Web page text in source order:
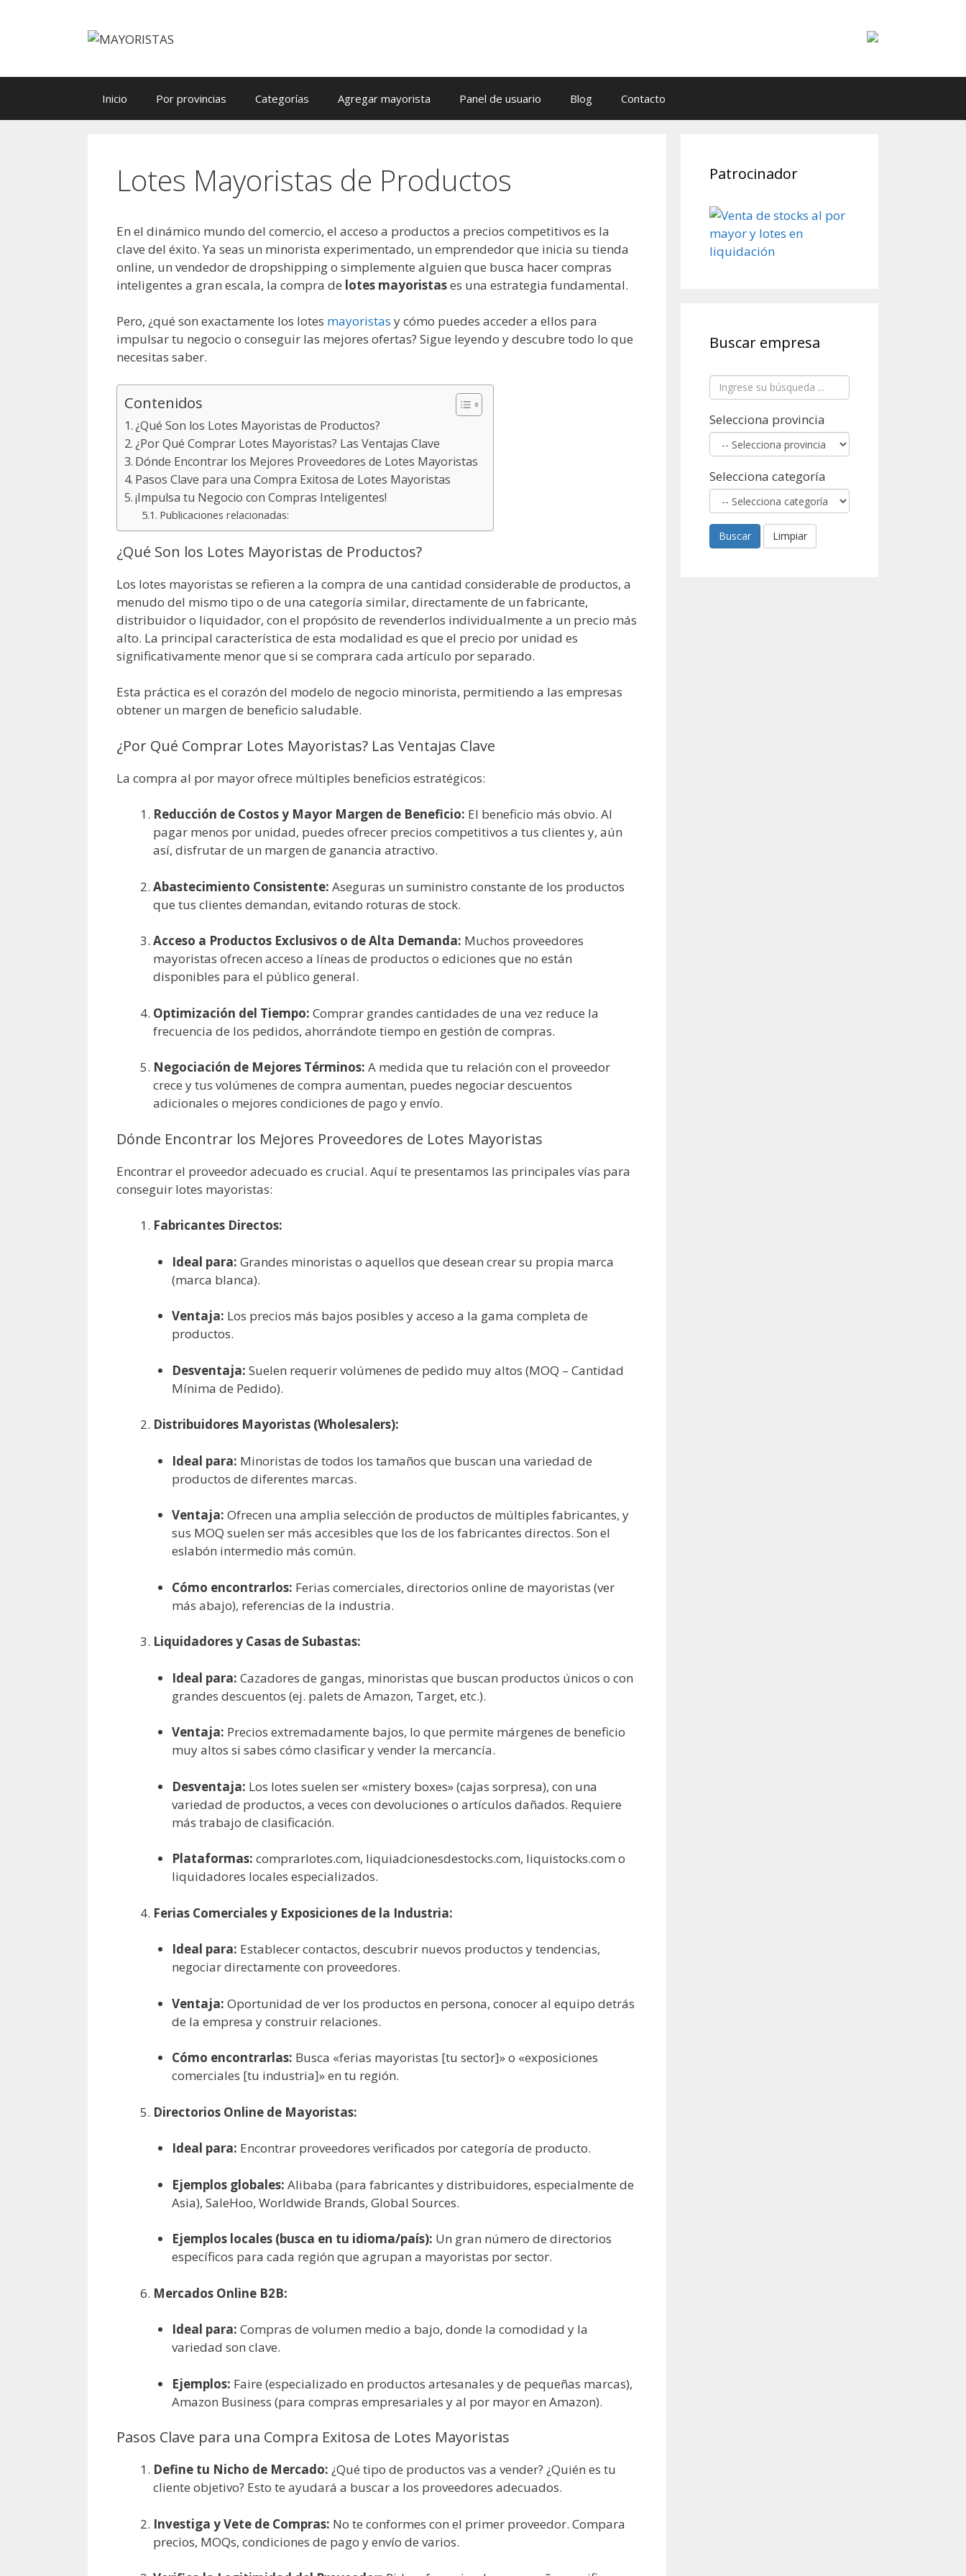
Inicio Por provincias Categorías Agregar mayorista Panel de usuario Blog Contacto
Lotes Mayoristas de Productos
En el dinámico mundo del comercio, el acceso a productos a precios competitivos es la
clave del éxito. Ya seas un minorista experimentado, un emprendedor que inicia su tienda
online, un vendedor de dropshipping o simplemente alguien que busca hacer compras
inteligentes a gran escala, la compra de lotes mayoristases una estrategia fundamental.
Pero, ¿qué son exactamente los lotes mayoristas y cómo puedes acceder a ellos para
impulsar tu negocio o conseguir las mejores ofertas? Sigue leyendo y descubre todo lo que
necesitas saber.
Contenidos
¿Qué Son los Lotes Mayoristas de Productos?
¿Por Qué Comprar Lotes Mayoristas? Las Ventajas Clave
Dónde Encontrar los Mejores Proveedores de Lotes Mayoristas
Pasos Clave para una Compra Exitosa de Lotes Mayoristas
¡Impulsa tu Negocio con Compras Inteligentes!
Publicaciones relacionadas:
¿Qué Son los Lotes Mayoristas de Productos?
Los lotes mayoristas se refieren a la compra de una cantidad considerable de productos, a
menudo del mismo tipo o de una categoría similar, directamente de un fabricante,
distribuidor o liquidador, con el propósito de revenderlos individualmente a un precio más
alto. La principal característica de esta modalidad es que el precio por unidad es
significativamente menor que si se comprara cada artículo por separado.
Esta práctica es el corazón del modelo de negocio minorista, permitiendo a las empresas
obtener un margen de beneficio saludable.
¿Por Qué Comprar Lotes Mayoristas? Las Ventajas Clave
La compra al por mayor ofrece múltiples beneficios estratégicos:
Reducción de Costos y Mayor Margen de Beneficio: El beneficio más obvio. Al
pagar menos por unidad, puedes ofrecer precios competitivos a tus clientes y, aún
así, disfrutar de un margen de ganancia atractivo.
Abastecimiento Consistente: Aseguras un suministro constante de los productos
que tus clientes demandan, evitando roturas de stock.
Acceso a Productos Exclusivos o de Alta Demanda: Muchos proveedores
mayoristas ofrecen acceso a líneas de productos o ediciones que no están
disponibles para el público general.
Optimización del Tiempo: Comprar grandes cantidades de una vez reduce la
frecuencia de los pedidos, ahorrándote tiempo en gestión de compras.
Negociación de Mejores Términos: A medida que tu relación con el proveedor
crece y tus volúmenes de compra aumentan, puedes negociar descuentos
adicionales o mejores condiciones de pago y envío.
Dónde Encontrar los Mejores Proveedores de Lotes Mayoristas
Encontrar el proveedor adecuado es crucial. Aquí te presentamos las principales vías para
conseguir lotes mayoristas:
Fabricantes Directos:
Ideal para: Grandes minoristas o aquellos que desean crear su propia marca
(marca blanca).
Ventaja: Los precios más bajos posibles y acceso a la gama completa de
productos.
Desventaja: Suelen requerir volúmenes de pedido muy altos (MOQ – Cantidad
Mínima de Pedido).
Distribuidores Mayoristas (Wholesalers):
Ideal para: Minoristas de todos los tamaños que buscan una variedad de
productos de diferentes marcas.
Ventaja: Ofrecen una amplia selección de productos de múltiples fabricantes, y
sus MOQ suelen ser más accesibles que los de los fabricantes directos. Son el
eslabón intermedio más común.
Cómo encontrarlos: Ferias comerciales, directorios online de mayoristas (ver
más abajo), referencias de la industria.
Liquidadores y Casas de Subastas:
Ideal para: Cazadores de gangas, minoristas que buscan productos únicos o con
grandes descuentos (ej. palets de Amazon, Target, etc.).
Ventaja: Precios extremadamente bajos, lo que permite márgenes de beneficio
muy altos si sabes cómo clasificar y vender la mercancía.
Desventaja: Los lotes suelen ser «mistery boxes» (cajas sorpresa), con una
variedad de productos, a veces con devoluciones o artículos dañados. Requiere
más trabajo de clasificación.
Plataformas: comprarlotes.com, liquiadcionesdestocks.com, liquistocks.com o
liquidadores locales especializados.
Ferias Comerciales y Exposiciones de la Industria:
Ideal para: Establecer contactos, descubrir nuevos productos y tendencias,
negociar directamente con proveedores.
Ventaja: Oportunidad de ver los productos en persona, conocer al equipo detrás
de la empresa y construir relaciones.
Cómo encontrarlas: Busca «ferias mayoristas [tu sector]» o «exposiciones
comerciales [tu industria]» en tu región.
Directorios Online de Mayoristas:
Ideal para: Encontrar proveedores verificados por categoría de producto.
Ejemplos globales: Alibaba (para fabricantes y distribuidores, especialmente de
Asia), SaleHoo, Worldwide Brands, Global Sources.
Ejemplos locales (busca en tu idioma/país): Un gran número de directorios
específicos para cada región que agrupan a mayoristas por sector.
Mercados Online B2B:
Ideal para: Compras de volumen medio a bajo, donde la comodidad y la
variedad son clave.
Ejemplos: Faire (especializado en productos artesanales y de pequeñas marcas),
Amazon Business (para compras empresariales y al por mayor en Amazon).
Pasos Clave para una Compra Exitosa de Lotes Mayoristas
Define tu Nicho de Mercado: ¿Qué tipo de productos vas a vender? ¿Quién es tu
cliente objetivo? Esto te ayudará a buscar a los proveedores adecuados.
Investiga y Vete de Compras: No te conformes con el primer proveedor. Compara
precios, MOQs, condiciones de pago y envío de varios.
Patrocinador
Buscar empresa
Selecciona provincia
Selecciona categoría
Buscar Limpiar